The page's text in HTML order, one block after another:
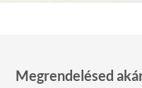
Megrendelésed